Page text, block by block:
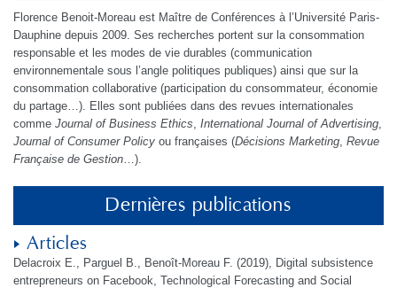
Florence Benoit-Moreau est Maître de Conférences à l’Université Paris-
Dauphine depuis 2009. Ses recherches portent sur la consommation
responsable et les modes de vie durables (communication
environnementale sous l’angle politiques publiques) ainsi que sur la
consommation collaborative (participation du consommateur, économie
du partage…). Elles sont publiées dans des revues internationales
comme Journal of Business Ethics, International Journal of Advertising,
Journal of Consumer Policy ou françaises (Décisions Marketing, Revue
Française de Gestion…).
Dernières publications
Articles
Delacroix E., Parguel B., Benoît-Moreau F. (2019), Digital subsistence
entrepreneurs on Facebook, Technological Forecasting and Social